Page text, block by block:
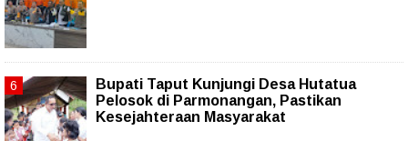
Bupati Taput Kunjungi Desa Hutatua
Pelosok di Parmonangan, Pastikan
Kesejahteraan Masyarakat